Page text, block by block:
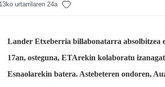
urtarrilaren 24a
Lander Etxeberria billabonatarra
17an, osteguna, ETArekin kolaboratu
Esnaolarekin batera. Astebeteren ondoren,